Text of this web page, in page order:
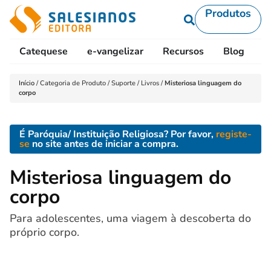
Produtos
Catequese e-vangelizar Recursos Blog
Início /Categoria de Produto /Suporte / Livros / Misteriosa linguagem do
corpo
É Paróquia/ Instituição Religiosa? Por favor, registe-
se no site antes de iniciar a compra.
Misteriosa linguagem do
corpo
Para adolescentes, uma viagem à descoberta do
próprio corpo.